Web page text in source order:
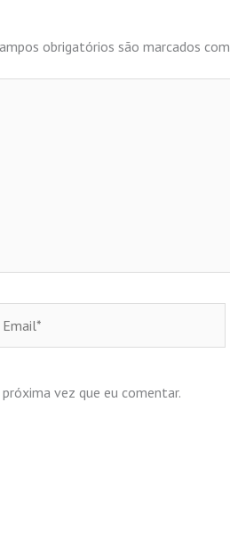
obrigatórios são marcados com
vez que eu comentar.